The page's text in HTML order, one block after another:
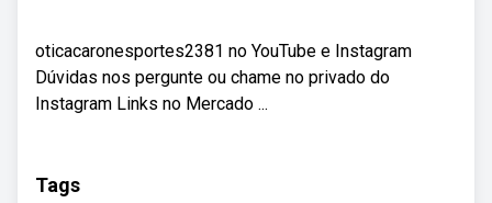
oticacaronesportes2381 no YouTube e Instagram
Dúvidas nos pergunte ou chame no privado do
Instagram Links no Mercado ...
Tags